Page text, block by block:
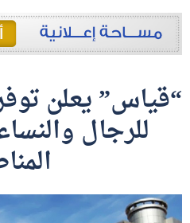
“قياس” يعلن
للرجال